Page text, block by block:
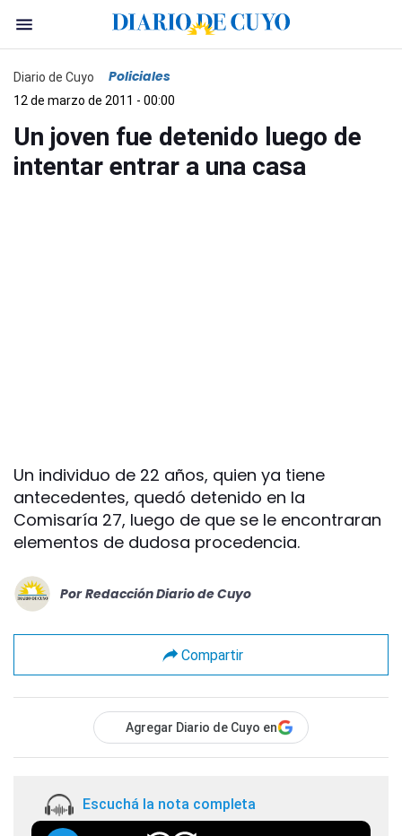
Diario de Cuyo Policiales
12 de marzo de 2011 - 00:00
Un joven fue detenido luego de
intentar entrar a una casa
Un individuo de 22 años, quien ya tiene
antecedentes, quedó detenido en la
Comisaría 27, luego de que se le encontraran
elementos de dudosa procedencia.
Por Redacción Diario de Cuyo
Compartir
Agregar Diario de Cuyo en
Escuchá la nota completa